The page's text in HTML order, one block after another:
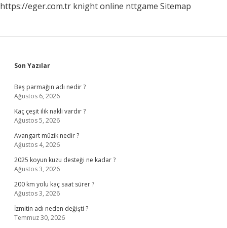
https://eger.com.tr knight online nttgame Sitemap
Sidebar
Son Yazılar
Beş parmağın adı nedir ?
Ağustos 6, 2026
Kaç çeşit ilik nakli vardır ?
Ağustos 5, 2026
Avangart müzik nedir ?
Ağustos 4, 2026
2025 koyun kuzu desteği ne kadar ?
Ağustos 3, 2026
200 km yolu kaç saat sürer ?
Ağustos 3, 2026
İzmitin adı neden değişti ?
Temmuz 30, 2026